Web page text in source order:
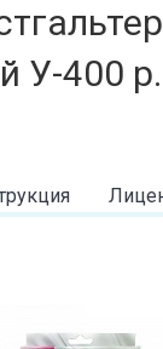
У-400